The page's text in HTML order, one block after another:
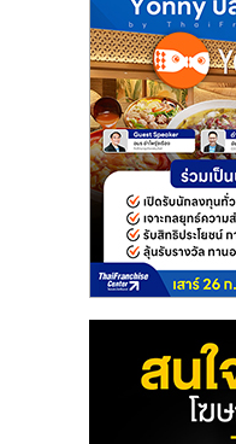
ไชส์
แฟ
ไชส์